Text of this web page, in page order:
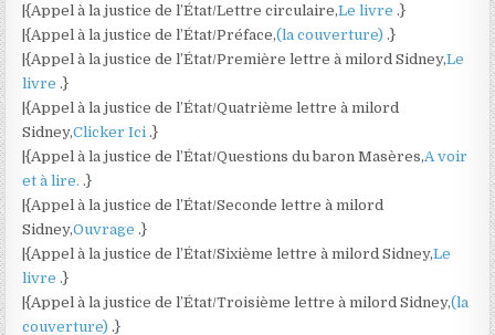
|{Appel à la justice de l’État/Lettre circulaire,Le livre .}
|{Appel à la justice de l’État/Préface,(la couverture) .}
|{Appel à la justice de l’État/Première lettre à milord Sidney,Le
livre .}
|{Appel à la justice de l’État/Quatrième lettre à milord
Sidney,Clicker Ici .}
|{Appel à la justice de l’État/Questions du baron Masères,A voir
et à lire. .}
|{Appel à la justice de l’État/Seconde lettre à milord
Sidney,Ouvrage .}
|{Appel à la justice de l’État/Sixième lettre à milord Sidney,Le
livre .}
|{Appel à la justice de l’État/Troisième lettre à milord Sidney,(la
couverture) .}